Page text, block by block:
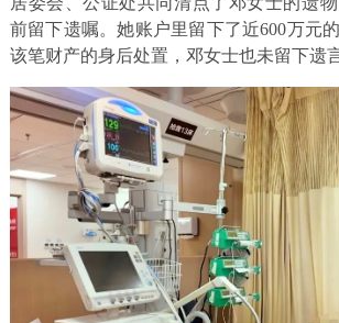
前留下遗嘱。她账户里留下了近600万元
该笔财产的身后处置，邓女士也未留下遗言